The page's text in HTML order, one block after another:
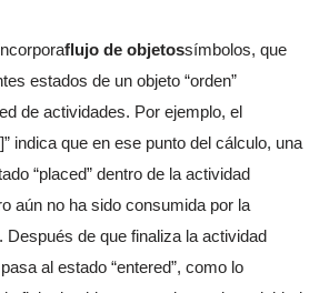
flujo de objetossímbolos, que
estados de un objeto “orden”
de actividades. Por ejemplo, el
indica que en ese punto del cálculo, una
“placed” dentro de la actividad
aún no ha sido consumida por la
Después de que finaliza la actividad
al estado “entered”, como lo